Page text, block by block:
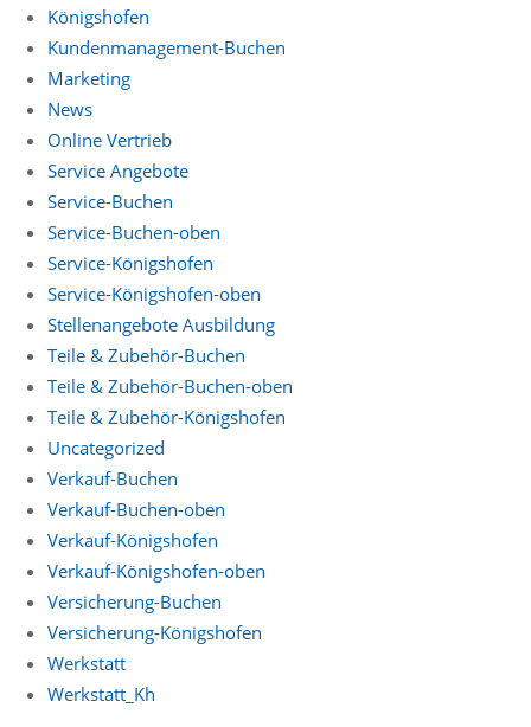
Königshofen
Kundenmanagement-Buchen
Marketing
News
Online Vertrieb
Service Angebote
Service-Buchen
Service-Buchen-oben
Service-Königshofen
Service-Königshofen-oben
Stellenangebote Ausbildung
Teile & Zubehör-Buchen
Teile & Zubehör-Buchen-oben
Teile & Zubehör-Königshofen
Uncategorized
Verkauf-Buchen
Verkauf-Buchen-oben
Verkauf-Königshofen
Verkauf-Königshofen-oben
Versicherung-Buchen
Versicherung-Königshofen
Werkstatt
Werkstatt_Kh